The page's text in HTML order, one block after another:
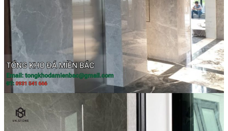
Đá Marble Màu Đen
Đá Marble Màu Đỏ
Đá Marble Màu Vàng
Đá Marble Màu Trắng
Đá Marble Màu Xanh
Đá Ốp
Đá Ốp Bàn Bếp Nhân Tạo​